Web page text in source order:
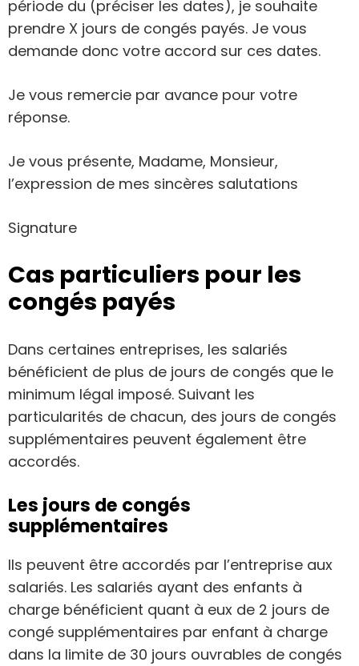
période du (préciser les dates), je souhaite
prendre X jours de congés payés. Je vous
demande donc votre accord sur ces dates.
Je vous remercie par avance pour votre
réponse.
Je vous présente, Madame, Monsieur,
l’expression de mes sincères salutations
Signature
Cas particuliers pour les
congés payés
Dans certaines entreprises, les salariés
bénéficient de plus de jours de congés que le
minimum légal imposé. Suivant les
particularités de chacun, des jours de congés
supplémentaires peuvent également être
accordés.
Les jours de congés
supplémentaires
Ils peuvent être accordés par l’entreprise aux
salariés. Les salariés ayant des enfants à
charge bénéficient quant à eux de 2 jours de
congé supplémentaires par enfant à charge
dans la limite de 30 jours ouvrables de congés